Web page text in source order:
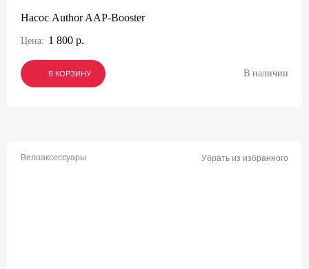
Насос Author AAP-Booster
Цена: 1 800 р.
В КОРЗИНУ
В КОРЗИНУ
В КОРЗИНУ В наличии
Велоаксессуары Убрать из избранного